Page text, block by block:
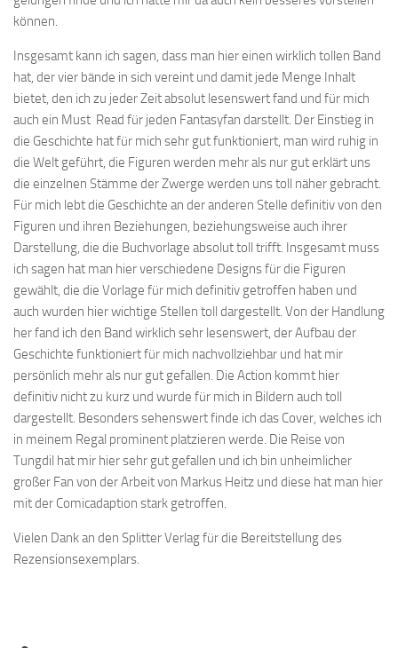
können.
Insgesamt kann ich sagen, dass man hier einen wirklich tollen Band
hat, der vier bände in sich vereint und damit jede Menge Inhalt
bietet, den ich zu jeder Zeit absolut lesenswert fand und für mich
auch ein Must Read für jeden Fantasyfan darstellt. Der Einstieg in
die Geschichte hat für mich sehr gut funktioniert, man wird ruhig in
die Welt geführt, die Figuren werden mehr als nur gut erklärt uns
die einzelnen Stämme der Zwerge werden uns toll näher gebracht.
Für mich lebt die Geschichte an der anderen Stelle definitiv von den
Figuren und ihren Beziehungen, beziehungsweise auch ihrer
Darstellung, die die Buchvorlage absolut toll trifft. Insgesamt muss
ich sagen hat man hier verschiedene Designs für die Figuren
gewählt, die die Vorlage für mich definitiv getroffen haben und
auch wurden hier wichtige Stellen toll dargestellt. Von der Handlung
her fand ich den Band wirklich sehr lesenswert, der Aufbau der
Geschichte funktioniert für mich nachvollziehbar und hat mir
persönlich mehr als nur gut gefallen. Die Action kommt hier
definitiv nicht zu kurz und wurde für mich in Bildern auch toll
dargestellt. Besonders sehenswert finde ich das Cover, welches ich
in meinem Regal prominent platzieren werde. Die Reise von
Tungdil hat mir hier sehr gut gefallen und ich bin unheimlicher
großer Fan von der Arbeit von Markus Heitz und diese hat man hier
mit der Comicadaption stark getroffen.
Vielen Dank an den Splitter Verlag für die Bereitstellung des
Rezensionsexemplars.